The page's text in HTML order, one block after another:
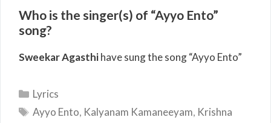
Who is the singer(s) of “Ayyo Ento”
song?
Sweekar Agasthihave sung the song “Ayyo Ento”
Categories
Lyrics
Tags
Ayyo Ento, Kalyanam Kamaneeyam, Krishna